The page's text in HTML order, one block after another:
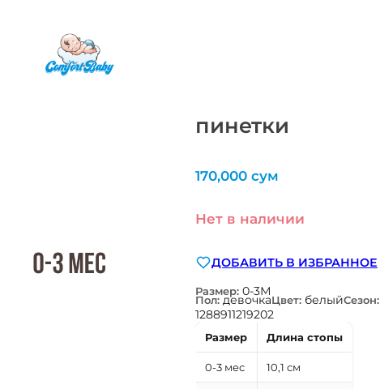
пинетки
170,000 сум
Нет в наличии
ДОБАВИТЬ В ИЗБРАННОЕ
Размер: 0-3М
Пол:девочкаЦвет: белыйСезон:
1288911219202
Размер Длина стопы
0-3 мес 10,1 см